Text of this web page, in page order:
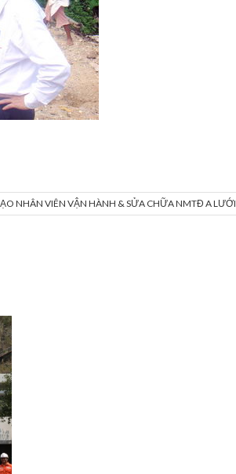
NHÂN VIÊN VẬN HÀNH & SỬA CHỮA NMTĐ A LƯỚI